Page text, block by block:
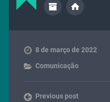
8 de março de 2022
Comunicação
Previous post